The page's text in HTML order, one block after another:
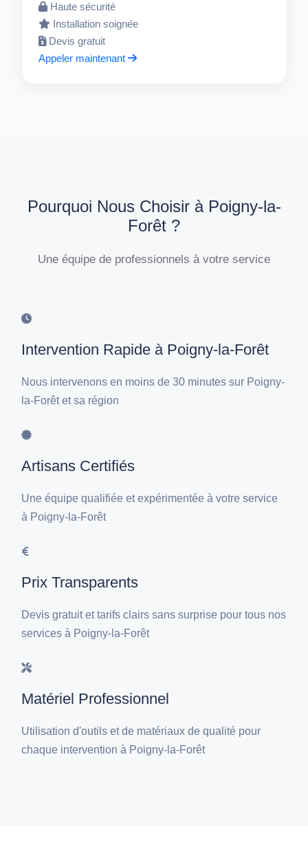
Haute sécurité
Installation soignée
Devis gratuit
Appeler maintenant
Pourquoi Nous Choisir à Poigny-la-
Forêt ?
Une équipe de professionnels à votre service
Intervention Rapide à Poigny-la-Forêt
Nous intervenons en moins de 30 minutes sur Poigny-
la-Forêt et sa région
Artisans Certifiés
Une équipe qualifiée et expérimentée à votre service
à Poigny-la-Forêt
Prix Transparents
Devis gratuit et tarifs clairs sans surprise pour tous nos
services à Poigny-la-Forêt
Matériel Professionnel
Utilisation d'outils et de matériaux de qualité pour
chaque intervention à Poigny-la-Forêt